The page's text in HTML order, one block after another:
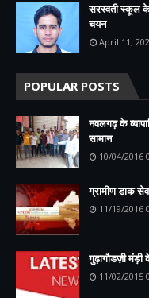
सरस्वती स्कूल
चयन
April 11,
POPULAR POSTS
नवलगढ़ के
सामान
10/04/2016
ग्रामीण डाक
11/19/2016
गुढ़ागौडज़ी
11/02/2015